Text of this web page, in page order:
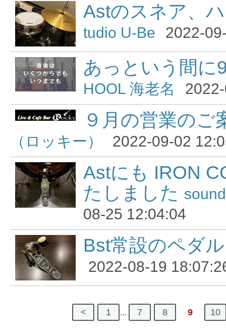
Astのスネア、
tudio U-Be 2022-
あっという間に
HOOL 海老名
９月の営業のご
（ロッキー） 2022-09-02
Astにも IRON
たしました
08-25 12:04:04
Bst常設のペダル
2022-08-19
< 1 ... 7 8 9 10